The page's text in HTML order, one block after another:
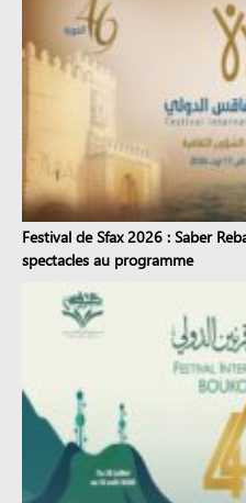
Festival de Sfax 2026 : Saber
spectacles au programme